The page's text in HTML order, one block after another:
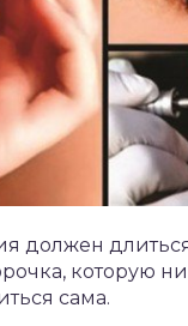
должен
которую
сама.